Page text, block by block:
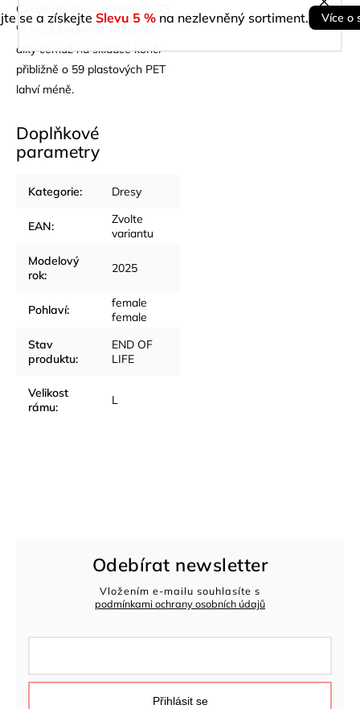
se a získejte Slevu 5 % na nezlevněný sortiment. Více o
Circuit obsahuje minimálně 75
% recyklovaného materiálu,
díky čemuž na skládce končí
přibližně o 59 plastových PET
lahví méně.
Doplňkové
parametry
Kategorie: Dresy
EAN:
Zvolte
variantu
Modelový
rok: 2025
Pohlaví:
female
female
Stav
produktu:
END OF
LIFE
Velikost
rámu: L
Odebírat newsletter
Vložením e-mailu souhlasíte s
podmínkami ochrany osobních údajů
Přihlásit se